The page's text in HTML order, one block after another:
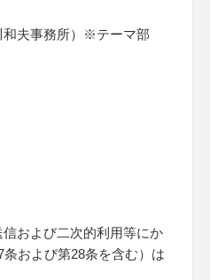
和夫事務所）※テーマ部
および二次的利用等にか
および第28条を含む）は